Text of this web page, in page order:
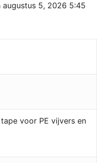
5, 2026 5:45
voor PE vijvers en